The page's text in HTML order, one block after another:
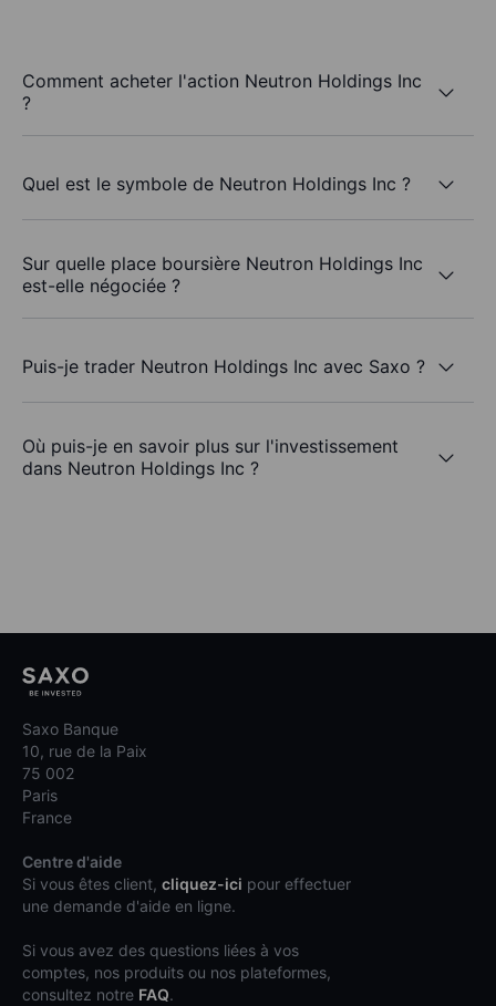
Comment acheter l'action Neutron Holdings Inc
?
Quel est le symbole de Neutron Holdings Inc ?
Sur quelle place boursière Neutron Holdings Inc
est-elle négociée ?
Puis-je trader Neutron Holdings Inc avec Saxo ?
Où puis-je en savoir plus sur l'investissement
dans Neutron Holdings Inc ?
Saxo Banque
10, rue de la Paix
75 002
Paris
France
Centre d'aide
Si vous êtes client, cliquez-ici pour effectuer
une demande d'aide en ligne.
Si vous avez des questions liées à vos
comptes, nos produits ou nos plateformes,
consultez notre FAQ.